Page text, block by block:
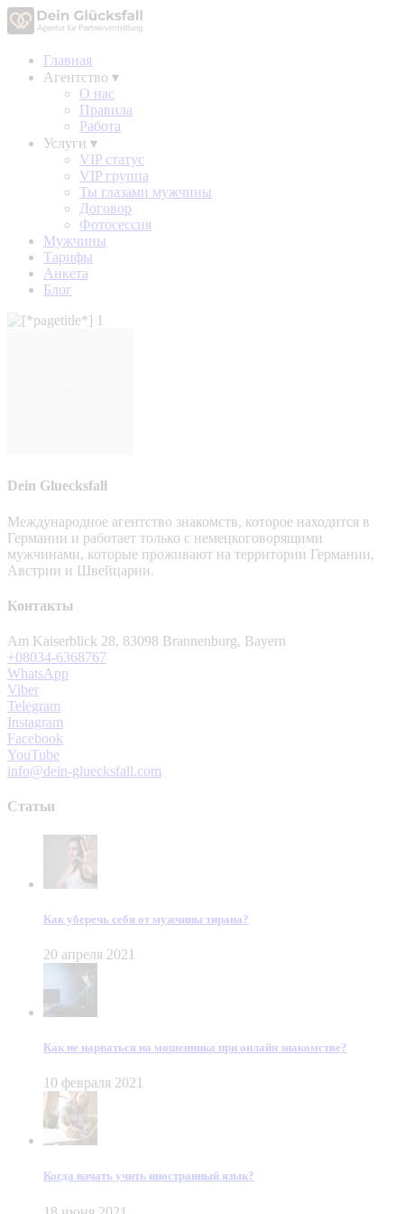
Главная
Агентство ▾
О нас
Правила
Работа
Услуги ▾
VIP статус
VIP группа
Ты глазами мужчины
Договор
Фотосессия
Мужчины
Тарифы
Анкета
Блог
Dein Gluecksfall
Международное агентство знакомств, которое находится в
Германии и работает только с немецкоговорящими
мужчинами, которые проживают на территории Германии,
Австрии и Швейцарии.
Контакты
Am Kaiserblick 28, 83098 Brannenburg, Bayern
+08034-6368767
WhatsApp
Viber
Telegram
Instagram
Facebook
YouTube
info@dein-gluecksfall.com
Статьи
Как уберечь себя от мужчины тирана?
20 апреля 2021
Как не нарваться на мошенника при онлайн знакомстве?
10 февраля 2021
Когда начать учить иностранный язык?